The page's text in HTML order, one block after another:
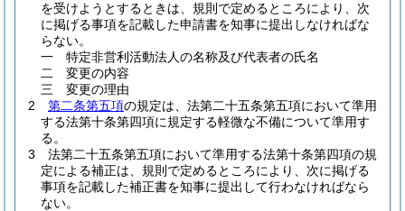
を受けようとするときは、規則で定めるところにより、次
に掲げる事項を記載した申請書を知事に提出しなければな
らない。
一
特定非営利活動法人の名称及び代表者の氏名
二
変更の内容
三
変更の理由
2
第二条第五項の規定は、法第二十五条第五項において準用
する法第十条第四項に規定する軽微な不備について準用す
る。
3
法第二十五条第五項において準用する法第十条第四項の規
定による補正は、規則で定めるところにより、次に掲げる
事項を記載した補正書を知事に提出して行わなければなら
ない。